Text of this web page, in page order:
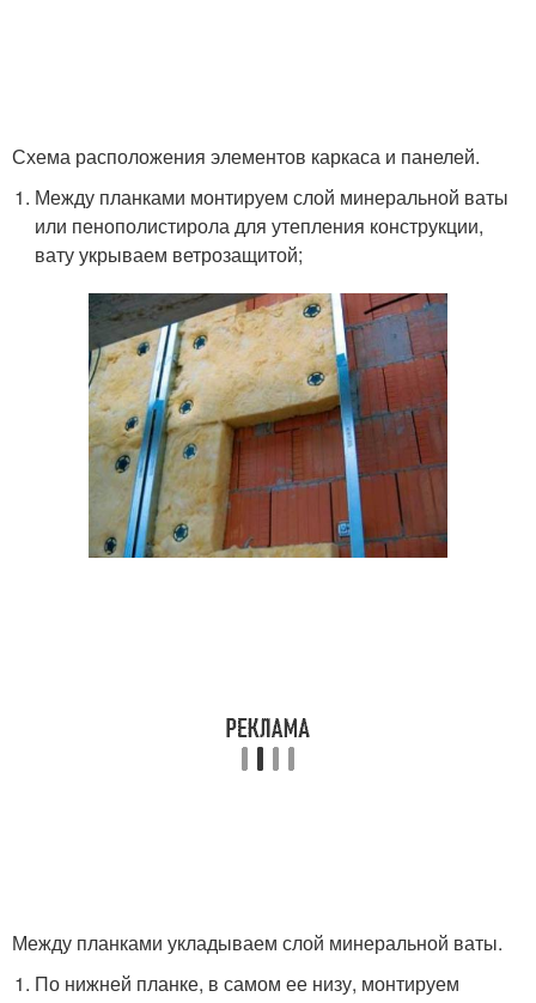
Схема расположения элементов каркаса и панелей.
Между планками монтируем слой минеральной ваты
или пенополистирола для утепления конструкции,
вату укрываем ветрозащитой;
Между планками укладываем слой минеральной ваты.
По нижней планке, в самом ее низу, монтируем